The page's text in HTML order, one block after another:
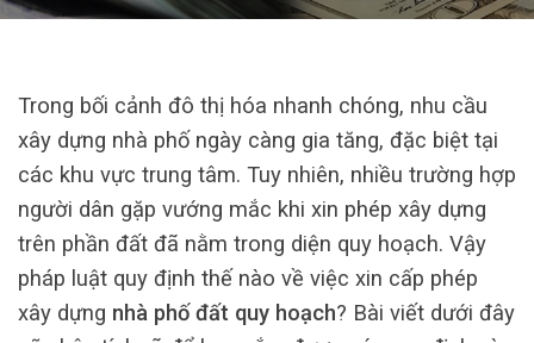
Trong bối cảnh đô thị hóa nhanh chóng, nhu cầu
xây dựng nhà phố ngày càng gia tăng, đặc biệt tại
các khu vực trung tâm. Tuy nhiên, nhiều trường hợp
người dân gặp vướng mắc khi xin phép xây dựng
trên phần đất đã nằm trong diện quy hoạch. Vậy
pháp luật quy định thế nào về việc xin cấp phép
xây dựng nhà phố đất quy hoạch? Bài viết dưới đây